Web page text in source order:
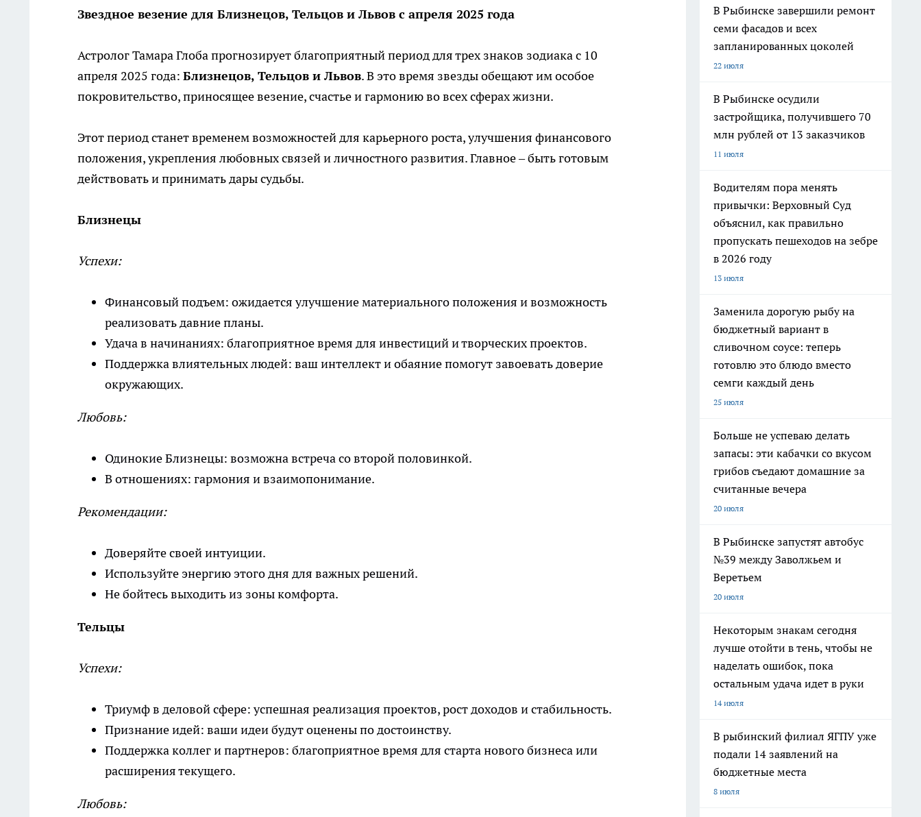
Звездное везение для Близнецов, Тельцов и Львов с апреля 2025 года
Астролог Тамара Глоба прогнозирует благоприятный период для трех знаков зодиака с 10
апреля 2025 года: Близнецов, Тельцов и Львов. В это время звезды обещают им особое
покровительство, приносящее везение, счастье и гармонию во всех сферах жизни.
Этот период станет временем возможностей для карьерного роста, улучшения финансового
положения, укрепления любовных связей и личностного развития. Главное – быть готовым
действовать и принимать дары судьбы.
Близнецы
Успехи:
Финансовый подъем: ожидается улучшение материального положения и возможность
реализовать давние планы.
Удача в начинаниях: благоприятное время для инвестиций и творческих проектов.
Поддержка влиятельных людей: ваш интеллект и обаяние помогут завоевать доверие
окружающих.
Любовь:
Одинокие Близнецы: возможна встреча со второй половинкой.
В отношениях: гармония и взаимопонимание.
Рекомендации:
Доверяйте своей интуиции.
Используйте энергию этого дня для важных решений.
Не бойтесь выходить из зоны комфорта.
Тельцы
Успехи:
Триумф в деловой сфере: успешная реализация проектов, рост доходов и стабильность.
Признание идей: ваши идеи будут оценены по достоинству.
Поддержка коллег и партнеров: благоприятное время для старта нового бизнеса или
расширения текущего.
Любовь:
В Рыбинске завершили ремонт
семи фасадов и всех
запланированных цоколей
22 июля
В Рыбинске осудили
застройщика, получившего 70
млн рублей от 13 заказчиков
11 июля
Водителям пора менять
привычки: Верховный Суд
объяснил, как правильно
пропускать пешеходов на зебре
в 2026 году
13 июля
Заменила дорогую рыбу на
бюджетный вариант в
сливочном соусе: теперь
готовлю это блюдо вместо
семги каждый день
25 июля
Больше не успеваю делать
запасы: эти кабачки со вкусом
грибов съедают домашние за
считанные вечера
20 июля
В Рыбинске запустят автобус
№39 между Заволжьем и
Веретьем
20 июля
Некоторым знакам сегодня
лучше отойти в тень, чтобы не
наделать ошибок, пока
остальным удача идет в руки
14 июля
В рыбинский филиал ЯГПУ уже
подали 14 заявлений на
бюджетные места
8 июля